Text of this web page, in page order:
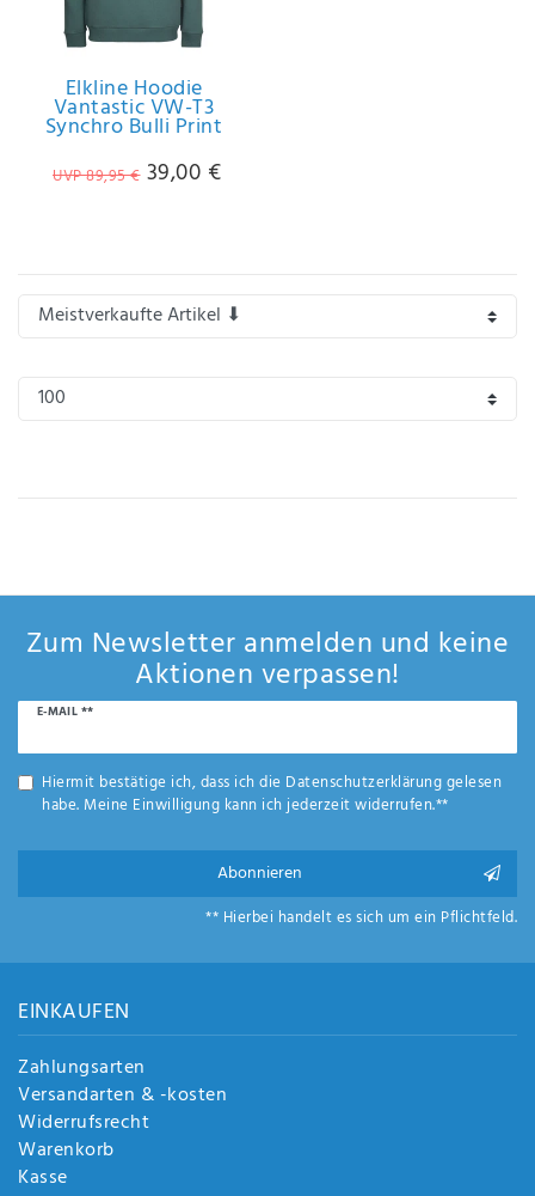
IHRE E-MAIL ADRESSE
ANMERKUNGEN UND FILTERWÜNSCHE
bestätige
ich, dass
schutz­
e
de
Elkline Hoodie
Vantastic VW-T3
Synchro Bulli Print
UVP 89,95 € 39,00 €
Zum Newsletter anmelden und keine
Aktionen verpassen!
E-MAIL **
Newsletter
Hiermit bestätige ich, dass ich die Daten­schutz­erklärunggelesen
habe. Meine Einwilligung kann ich jederzeit widerrufen.**
Abonnieren
** Hierbei handelt es sich um ein Pflichtfeld.
EINKAUFEN
Zahlungsarten
Versandarten & -kosten
Widerrufsrecht
Warenkorb
Kasse